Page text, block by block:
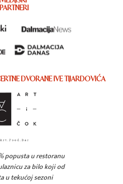
PARTNERI
DVORANE IVE TIJARDOVIĆA
popusta u restoranu
za bilo koji od
u tekućoj sezoni